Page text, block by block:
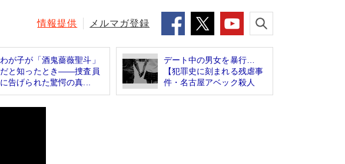
情報提供 メルマガ登録
わが子が「酒鬼薔薇聖斗」
だと知ったとき――捜査員
に告げられた驚愕の真...
デート中の男女を暴行…
【犯罪史に刻まれる残虐事
件・名古屋アベック殺人